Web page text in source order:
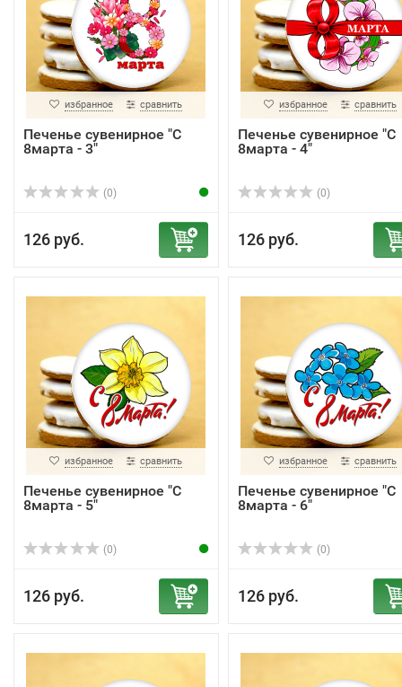
избранное сравнить
Печенье сувенирное "С
8марта - 3"
(0)
126 руб.
избранное сравнить
Печенье сувенирное "С
8марта - 4"
(0)
126 руб.
избранное сравнить
Печенье сувенирное "С
8марта - 5"
(0)
126 руб.
избранное сравнить
Печенье сувенирное "С
8марта - 6"
(0)
126 руб.